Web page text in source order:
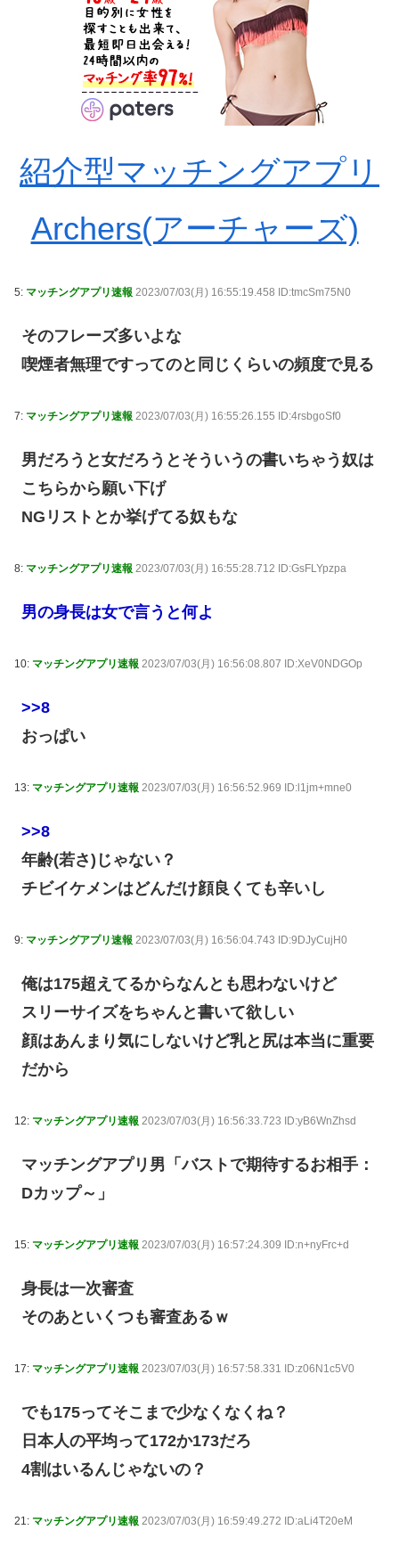
紹介型マッチングアプリ
Archers(アーチャーズ)
5: マッチングアプリ速報 2023/07/03(月) 16:55:19.458 ID:tmcSm75N0
そのフレーズ多いよな
喫煙者無理ですってのと同じくらいの頻度で見る
7: マッチングアプリ速報 2023/07/03(月) 16:55:26.155 ID:4rsbgoSf0
男だろうと女だろうとそういうの書いちゃう奴は
こちらから願い下げ
NGリストとか挙げてる奴もな
8: マッチングアプリ速報 2023/07/03(月) 16:55:28.712 ID:GsFLYpzpa
男の身長は女で言うと何よ
10: マッチングアプリ速報 2023/07/03(月) 16:56:08.807 ID:XeV0NDGOp
>>8
おっぱい
13: マッチングアプリ速報 2023/07/03(月) 16:56:52.969 ID:l1jm+mne0
>>8
年齢(若さ)じゃない？
チビイケメンはどんだけ顔良くても辛いし
9: マッチングアプリ速報 2023/07/03(月) 16:56:04.743 ID:9DJyCujH0
俺は175超えてるからなんとも思わないけど
スリーサイズをちゃんと書いて欲しい
顔はあんまり気にしないけど乳と尻は本当に重要
だから
12: マッチングアプリ速報 2023/07/03(月) 16:56:33.723 ID:yB6WnZhsd
マッチングアプリ男「バストで期待するお相手：
Dカップ～」
15: マッチングアプリ速報 2023/07/03(月) 16:57:24.309 ID:n+nyFrc+d
身長は一次審査
そのあといくつも審査あるｗ
17: マッチングアプリ速報 2023/07/03(月) 16:57:58.331 ID:z06N1c5V0
でも175ってそこまで少なくなくね？
日本人の平均って172か173だろ
4割はいるんじゃないの？
21: マッチングアプリ速報 2023/07/03(月) 16:59:49.272 ID:aLi4T20eM